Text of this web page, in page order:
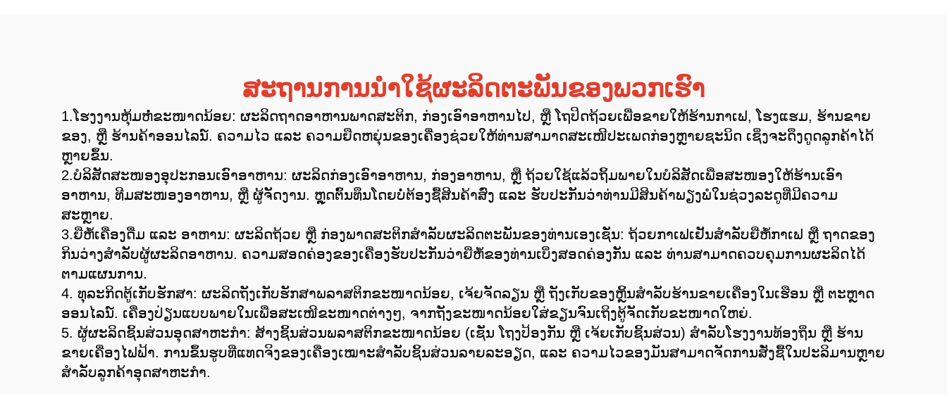
ສະຖານການນຳໃຊ້ຜະລິດຕະພັນຂອງພວກເຮົາ
1.ໂຮງງານຫຸ້ມຫໍ່ຂະໜາດນ້ອຍ: ຜະລິດຖາດອາຫານພາດສະຕິກ, ກ່ອງເອົາອາຫານໄປ, ຫຼື ໂຖປິດຖ້ວຍເພື່ອຂາຍໃຫ້ຮ້ານກາເຟ, ໂຮງແຮມ, ຮ້ານຂາຍ
ຂອງ, ຫຼື ຮ້ານຄ້າອອນໄລນ໌. ຄວາມໄວ ແລະ ຄວາມຍືດຫຍຸ່ນຂອງເຄື່ອງຊ່ວຍໃຫ້ທ່ານສາມາດສະເໜີປະເພດກ່ອງຫຼາຍຊະນິດ ເຊິ່ງຈະດຶງດູດລູກຄ້າໄດ້
ຫຼາຍຂຶ້ນ.
2.ບໍລິສັດສະໜອງອຸປະກອນເອົາອາຫານ: ຜະລິດກ່ອງເອົາອາຫານ, ກ່ອງອາຫານ, ຫຼື ຖ້ວຍໃຊ້ແລ້ວຖິ້ມພາຍໃນບໍລິສັດເພື່ອສະໜອງໃຫ້ຮ້ານເອົາ
ອາຫານ, ທີມສະໜອງອາຫານ, ຫຼື ຜູ້ຈັດງານ. ຫຼຸດຕົ້ນທຶນໂດຍບໍ່ຕ້ອງຊື້ສິນຄ້າສົ່ງ ແລະ ຮັບປະກັນວ່າທ່ານມີສິນຄ້າພຽງພໍໃນຊ່ວງລະດູທີ່ມີຄວາມ
ສະຫຼາຍ.
3.ຍີ່ຫໍ້ເຄື່ອງດື່ມ ແລະ ອາຫານ: ຜະລິດຖ້ວຍ ຫຼື ກ່ອງພາດສະຕິກສໍາລັບຜະລິດຕະພັນຂອງທ່ານເອງເຊັ່ນ: ຖ້ວຍກາເຟເຢັນສໍາລັບຍີ່ຫໍ້ກາເຟ ຫຼື ຖາດຂອງ
ກິນວ່າງສໍາລັບຜູ້ຜະລິດອາຫານ. ຄວາມສອດຄ່ອງຂອງເຄື່ອງຮັບປະກັນວ່າຍີ່ຫໍ້ຂອງທ່ານເບິ່ງສອດຄ່ອງກັນ ແລະ ທ່ານສາມາດຄວບຄຸມການຜະລິດໄດ້
ຕາມແຜນການ.
4. ທຸລະກິດຕູ້ເກັບຮັກສາ: ຜະລິດຖັງເກັບຮັກສາພລາສຕິກຂະໜາດນ້ອຍ, ເຈ້ຍຈັດລຽນ ຫຼື ຖັງເກັບຂອງຫຼິ້ນສໍາລັບຮ້ານຂາຍເຄື່ອງໃນເຮືອນ ຫຼື ຕະຫຼາດ
ອອນໄລນ໌. ເຄື່ອງປ່ຽນແບບພາຍໃນເພື່ອສະເໜີຂະໜາດຕ່າງໆ, ຈາກຖັງຂະໜາດນ້ອຍໃສ່ຂຽນຈົນເຖິງຕູ້ຈັດເກັບຂະໜາດໃຫຍ່.
5. ຜູ້ຜະລິດຊິ້ນສ່ວນອຸດສາຫະກໍາ: ສ້າງຊິ້ນສ່ວນພລາສຕິກຂະໜາດນ້ອຍ (ເຊັ່ນ ໂຖງປ້ອງກັນ ຫຼື ເຈ້ຍເກັບຊິ້ນສ່ວນ) ສໍາລັບໂຮງງານທ້ອງຖິ່ນ ຫຼື ຮ້ານ
ຂາຍເຄື່ອງໄຟຟ້າ. ການຂຶ້ນຮູບທີ່ແທດຈິງຂອງເຄື່ອງເໝາະສໍາລັບຊິ້ນສ່ວນລາຍລະອຽດ, ແລະ ຄວາມໄວຂອງມັນສາມາດຈັດການສັ່ງຊື້ໃນປະລິມານຫຼາຍ
ສໍາລັບລູກຄ້າອຸດສາຫະກໍາ.